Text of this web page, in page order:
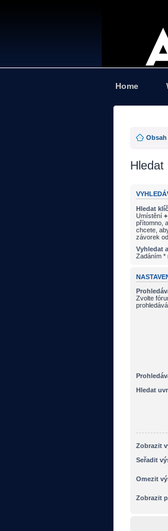
Home
Hledat
Hledat
Umístění +
přítomno, a
chcete,
závorek
Vyhledat
Zadáním *
Zvolte
Hledat
Zobrazit
Seřadit
Omezit
Zobrazit